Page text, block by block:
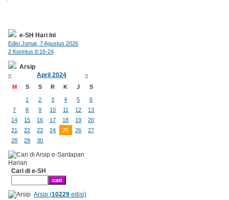
e-SH Hari Ini
Edisi Jumat, 7 Agustus 2026
2 Korintus 8:16-24
Arsip
< April 2024
>
M
S S R K J S
1 2 3 4 5
6
7
8 9 10 11 12
13
14
15 16 17 18 19
20
21
22 23 24 25 26
27
28
29 30
Cari di e-SH
Arsip (10229edisi)